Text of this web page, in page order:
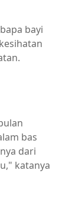
bayi
bas
dari
katanya